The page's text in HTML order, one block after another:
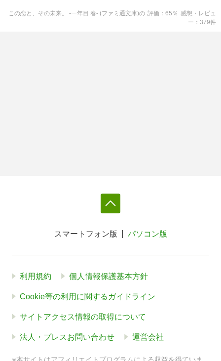
この恋と、その未来。 -一年目 春- (ファミ通文庫)の 評価 65 ％ 感想・レビュ
ー
379件
スマートフォン版 パソコン版
利用規約 個人情報保護基本方針
Cookie等の利用に関するガイドライン
サイトアクセス情報の取得について
法人・プレスお問い合わせ 運営会社
※本サイトはアフィリエイトプログラムによる収益を得ていま